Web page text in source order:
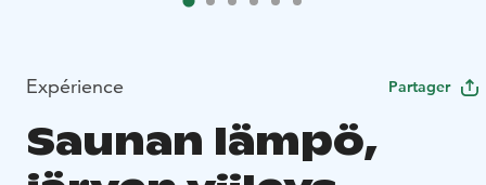
Expérience Partager
Saunan lämpö,